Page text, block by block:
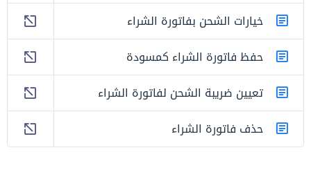
خيارات الشحن بفاتورة الشراء
حفظ فاتورة الشراء كمسودة
تعيين ضريبة الشحن لفاتورة الشراء
حذف فاتورة الشراء